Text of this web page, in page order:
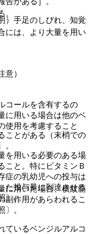
）手足のしびれ、知覚
意）
ことがある（末梢での
。
に用いた場合、横紋筋
副作用があらわれるこ
〕。
いるベンジルアルコ
。
には、より大量を用い
コールを含有するの
に用いる場合は他のベ
使用を考慮すること
を用いる必要のある場
こと。特にビタミンＢ
症の乳幼児への投与は
た投与量に到達させる
〕。